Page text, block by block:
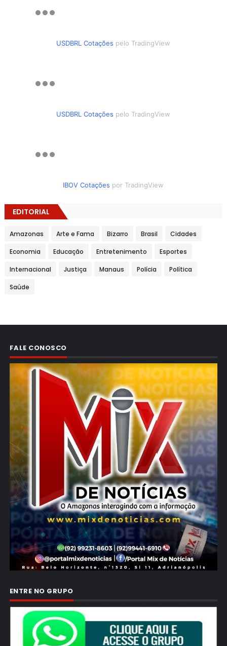
USDBRL Cotações pelo TradingView
USDBRL Cotações pelo TradingView
IBOV Cotações por TradingView
EDITORIAL
Amazonas Arte e Fama Bizarro Brasil Cidades
Economia Educação Entretenimento Esportes
Internacional Justiça Manaus Polícia Política
Saúde
FALE CONOSCO
ENTRE NO GRUPO